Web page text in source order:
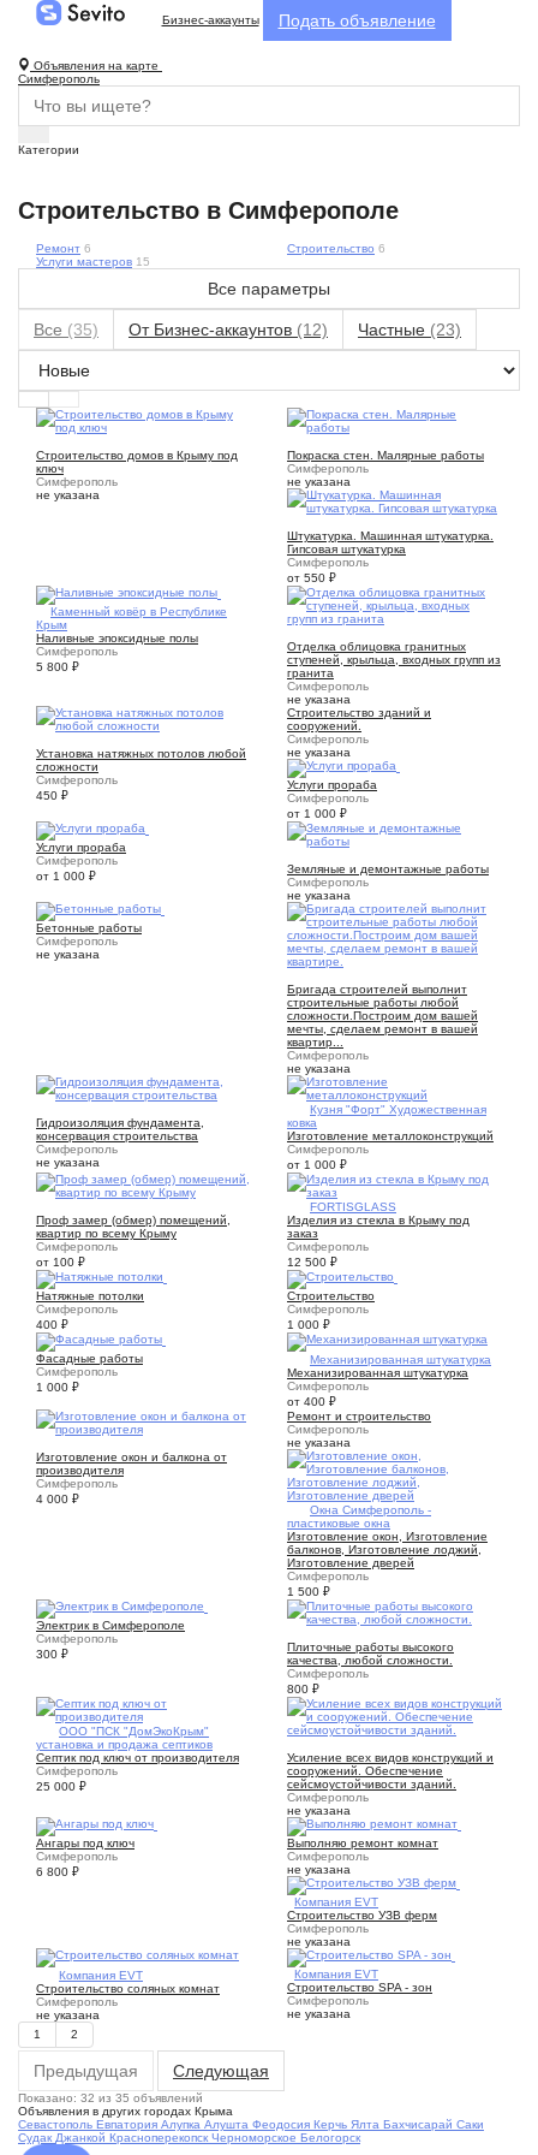
Бизнес-аккаунты Подать объявление
Объявления на карте
Симферополь
Категории
Строительство в Симферополе
Ремонт 6 Строительство 6
Услуги мастеров 15
Все параметры
Все (35) От Бизнес-аккаунтов (12) Частные (23)
Строительство домов в Крыму под
ключ
Симферополь
не указана
Покраска стен. Малярные работы
Симферополь
не указана
Штукатурка. Машинная штукатурка.
Гипсовая штукатурка
Симферополь
от 550 ₽
Каменный ковёр в Республике
Крым
Наливные эпоксидные полы
Симферополь
5 800 ₽
Отделка облицовка гранитных
ступеней, крыльца, входных групп из
гранита
Симферополь
не указана
Установка натяжных потолов любой
сложности
Симферополь
450 ₽
Строительство зданий и
сооружений.
Симферополь
не указана
Услуги прораба
Симферополь
от 1 000 ₽
Услуги прораба
Симферополь
от 1 000 ₽
Земляные и демонтажные работы
Симферополь
не указана
Бетонные работы
Симферополь
не указана
Бригада строителей выполнит
строительные работы любой
сложности.Построим дом вашей
мечты, сделаем ремонт в вашей
квартир...
Симферополь
не указана
Гидроизоляция фундамента,
консервация строительства
Симферополь
не указана
Кузня "Форт" Художественная
ковка
Изготовление металлоконструкций
Симферополь
от 1 000 ₽
Проф замер (обмер) помещений,
квартир по всему Крыму
Симферополь
от 100 ₽
FORTISGLASS
Изделия из стекла в Крыму под
заказ
Симферополь
12 500 ₽
Натяжные потолки
Симферополь
400 ₽
Строительство
Симферополь
1 000 ₽
Фасадные работы
Симферополь
1 000 ₽
Механизированная штукатурка
Механизированная штукатурка
Симферополь
от 400 ₽
Изготовление окон и балкона от
производителя
Симферополь
4 000 ₽
Ремонт и строительство
Симферополь
не указана
Окна Симферополь -
пластиковые окна
Изготовление окон, Изготовление
балконов, Изготовление лоджий,
Изготовление дверей
Симферополь
1 500 ₽
Электрик в Симферополе
Симферополь
300 ₽
Плиточные работы высокого
качества, любой сложности.
Симферополь
800 ₽
ООО "ПСК "ДомЭкоКрым"
установка и продажа септиков
Септик под ключ от производителя
Симферополь
25 000 ₽
Усиление всех видов конструкций и
сооружений. Обеспечение
сейсмоустойчивости зданий.
Симферополь
не указана
Ангары под ключ
Симферополь
6 800 ₽
Выполняю ремонт комнат
Симферополь
не указана
Компания EVT
Строительство УЗВ ферм
Симферополь
не указана
Компания EVT
Строительство соляных комнат
Симферополь
не указана
Компания EVT
Строительство SPA - зон
Симферополь
не указана
1
2
Предыдущая Следующая
Показано: 32 из 35 объявлений
Объявления в других городах Крыма
Севастополь Евпатория Алупка Алушта Феодосия Керчь Ялта Бахчисарай Саки
Судак Джанкой Красноперекопск Черноморское Белогорск